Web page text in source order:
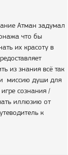
Атман задумал
что бы
их красоту в
из знания всё так
миссию души для
сознания /
иллюзию от
к